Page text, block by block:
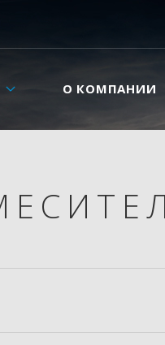
О КОМПАНИИ